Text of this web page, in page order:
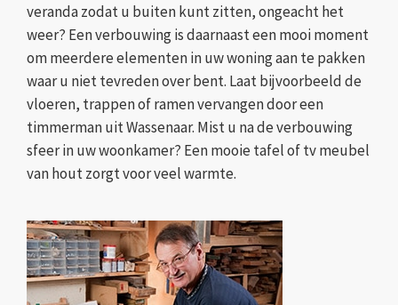
veranda zodat u buiten kunt zitten, ongeacht het
weer? Een verbouwing is daarnaast een mooi moment
om meerdere elementen in uw woning aan te pakken
waar u niet tevreden over bent. Laat bijvoorbeeld de
vloeren, trappen of ramen vervangen door een
timmerman uit Wassenaar. Mist u na de verbouwing
sfeer in uw woonkamer? Een mooie tafel of tv meubel
van hout zorgt voor veel warmte.